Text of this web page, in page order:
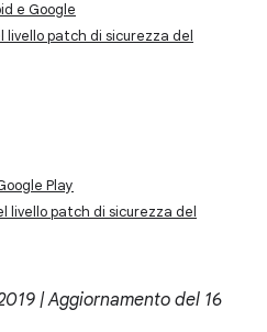
e Google
livello patch di sicurezza del
Play
livello patch di sicurezza del
| Aggiornamento del 16